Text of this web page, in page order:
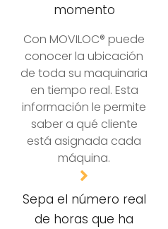
momento
Con MOVILOC® puede
conocer la ubicación
de toda su maquinaria
en tiempo real. Esta
información le permite
saber a qué cliente
está asignada cada
máquina.
Sepa el número real
de horas que ha